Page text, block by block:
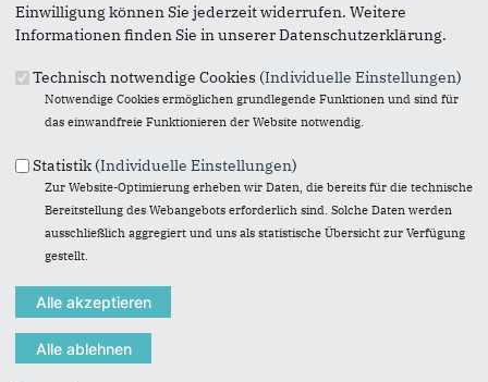
« Zurück zur Galerie
Element 19 von 60
Einwilligung können Sie jederzeit widerrufen. Weitere
Informationen finden Sie in unserer Datenschutzerklärung.
Technisch notwendige Cookies (Individuelle Einstellungen)
Notwendige Cookies ermöglichen grundlegende Funktionen und sind für
das einwandfreie Funktionieren der Website notwendig.
Statistik (Individuelle Einstellungen)
Zur Website-Optimierung erheben wir Daten, die bereits für die technische
Bereitstellung des Webangebots erforderlich sind. Solche Daten werden
ausschließlich aggregiert und uns als statistische Übersicht zur Verfügung
gestellt.